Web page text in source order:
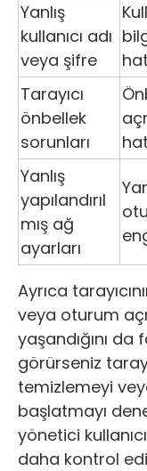
Yanlış
kullanıcı adı
veya şifre
Tarayıcı
önbellek
sorunları
Yanlış
yapılandırıl
mış ağ
ayarları
Ayrıca
veya oturum
yaşandığını da
görürseniz
temizlemeyi
başlatmayı
yönetici
daha kontrol